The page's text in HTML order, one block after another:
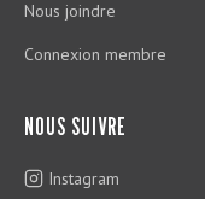
Nous joindre
Connexion membre
NOUS SUIVRE
Instagram